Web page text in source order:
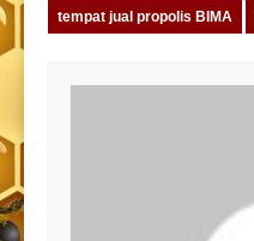
tempat jual propolis BIMA